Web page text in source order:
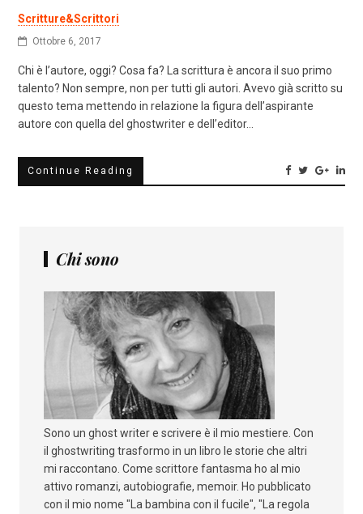
Scritture&Scrittori
Ottobre 6, 2017
Chi è l’autore, oggi? Cosa fa? La scrittura è ancora il suo primo
talento? Non sempre, non per tutti gli autori. Avevo già scritto su
questo tema mettendo in relazione la figura dell’aspirante
autore con quella del ghostwriter e dell’editor…
Continue Reading
Chi sono
Sono un ghost writer e scrivere è il mio mestiere. Con
il ghostwriting trasformo in un libro le storie che altri
mi raccontano. Come scrittore fantasma ho al mio
attivo romanzi, autobiografie, memoir. Ho pubblicato
con il mio nome "La bambina con il fucile", "La regola